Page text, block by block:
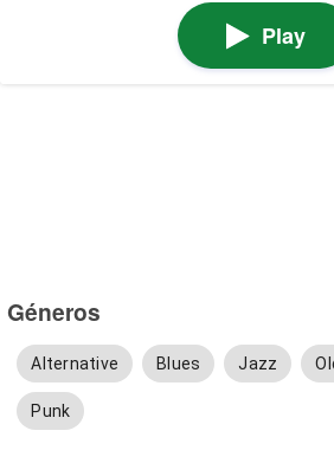
Play
Géneros
Alternative Blues Jazz
Punk